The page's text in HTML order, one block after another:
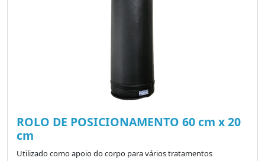
ROLO DE POSICIONAMENTO 60 cm x 20
cm
Utilizado como apoio do corpo para vários tratamentos